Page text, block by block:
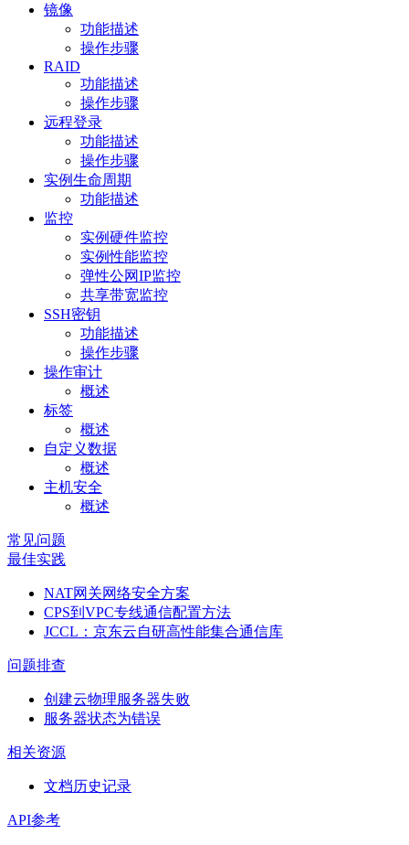
镜像
功能描述
操作步骤
RAID
功能描述
操作步骤
远程登录
功能描述
操作步骤
实例生命周期
功能描述
监控
实例硬件监控
实例性能监控
弹性公网IP监控
共享带宽监控
SSH密钥
功能描述
操作步骤
操作审计
概述
标签
概述
自定义数据
概述
主机安全
概述
常见问题
最佳实践
NAT网关网络安全方案
CPS到VPC专线通信配置方法
JCCL：京东云自研高性能集合通信库
问题排查
创建云物理服务器失败
服务器状态为错误
相关资源
文档历史记录
API参考